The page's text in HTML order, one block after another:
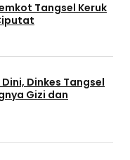
Tangsel Keruk
Dinkes Tangsel
Gizi dan